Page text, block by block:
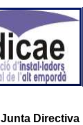
Junta Directiva